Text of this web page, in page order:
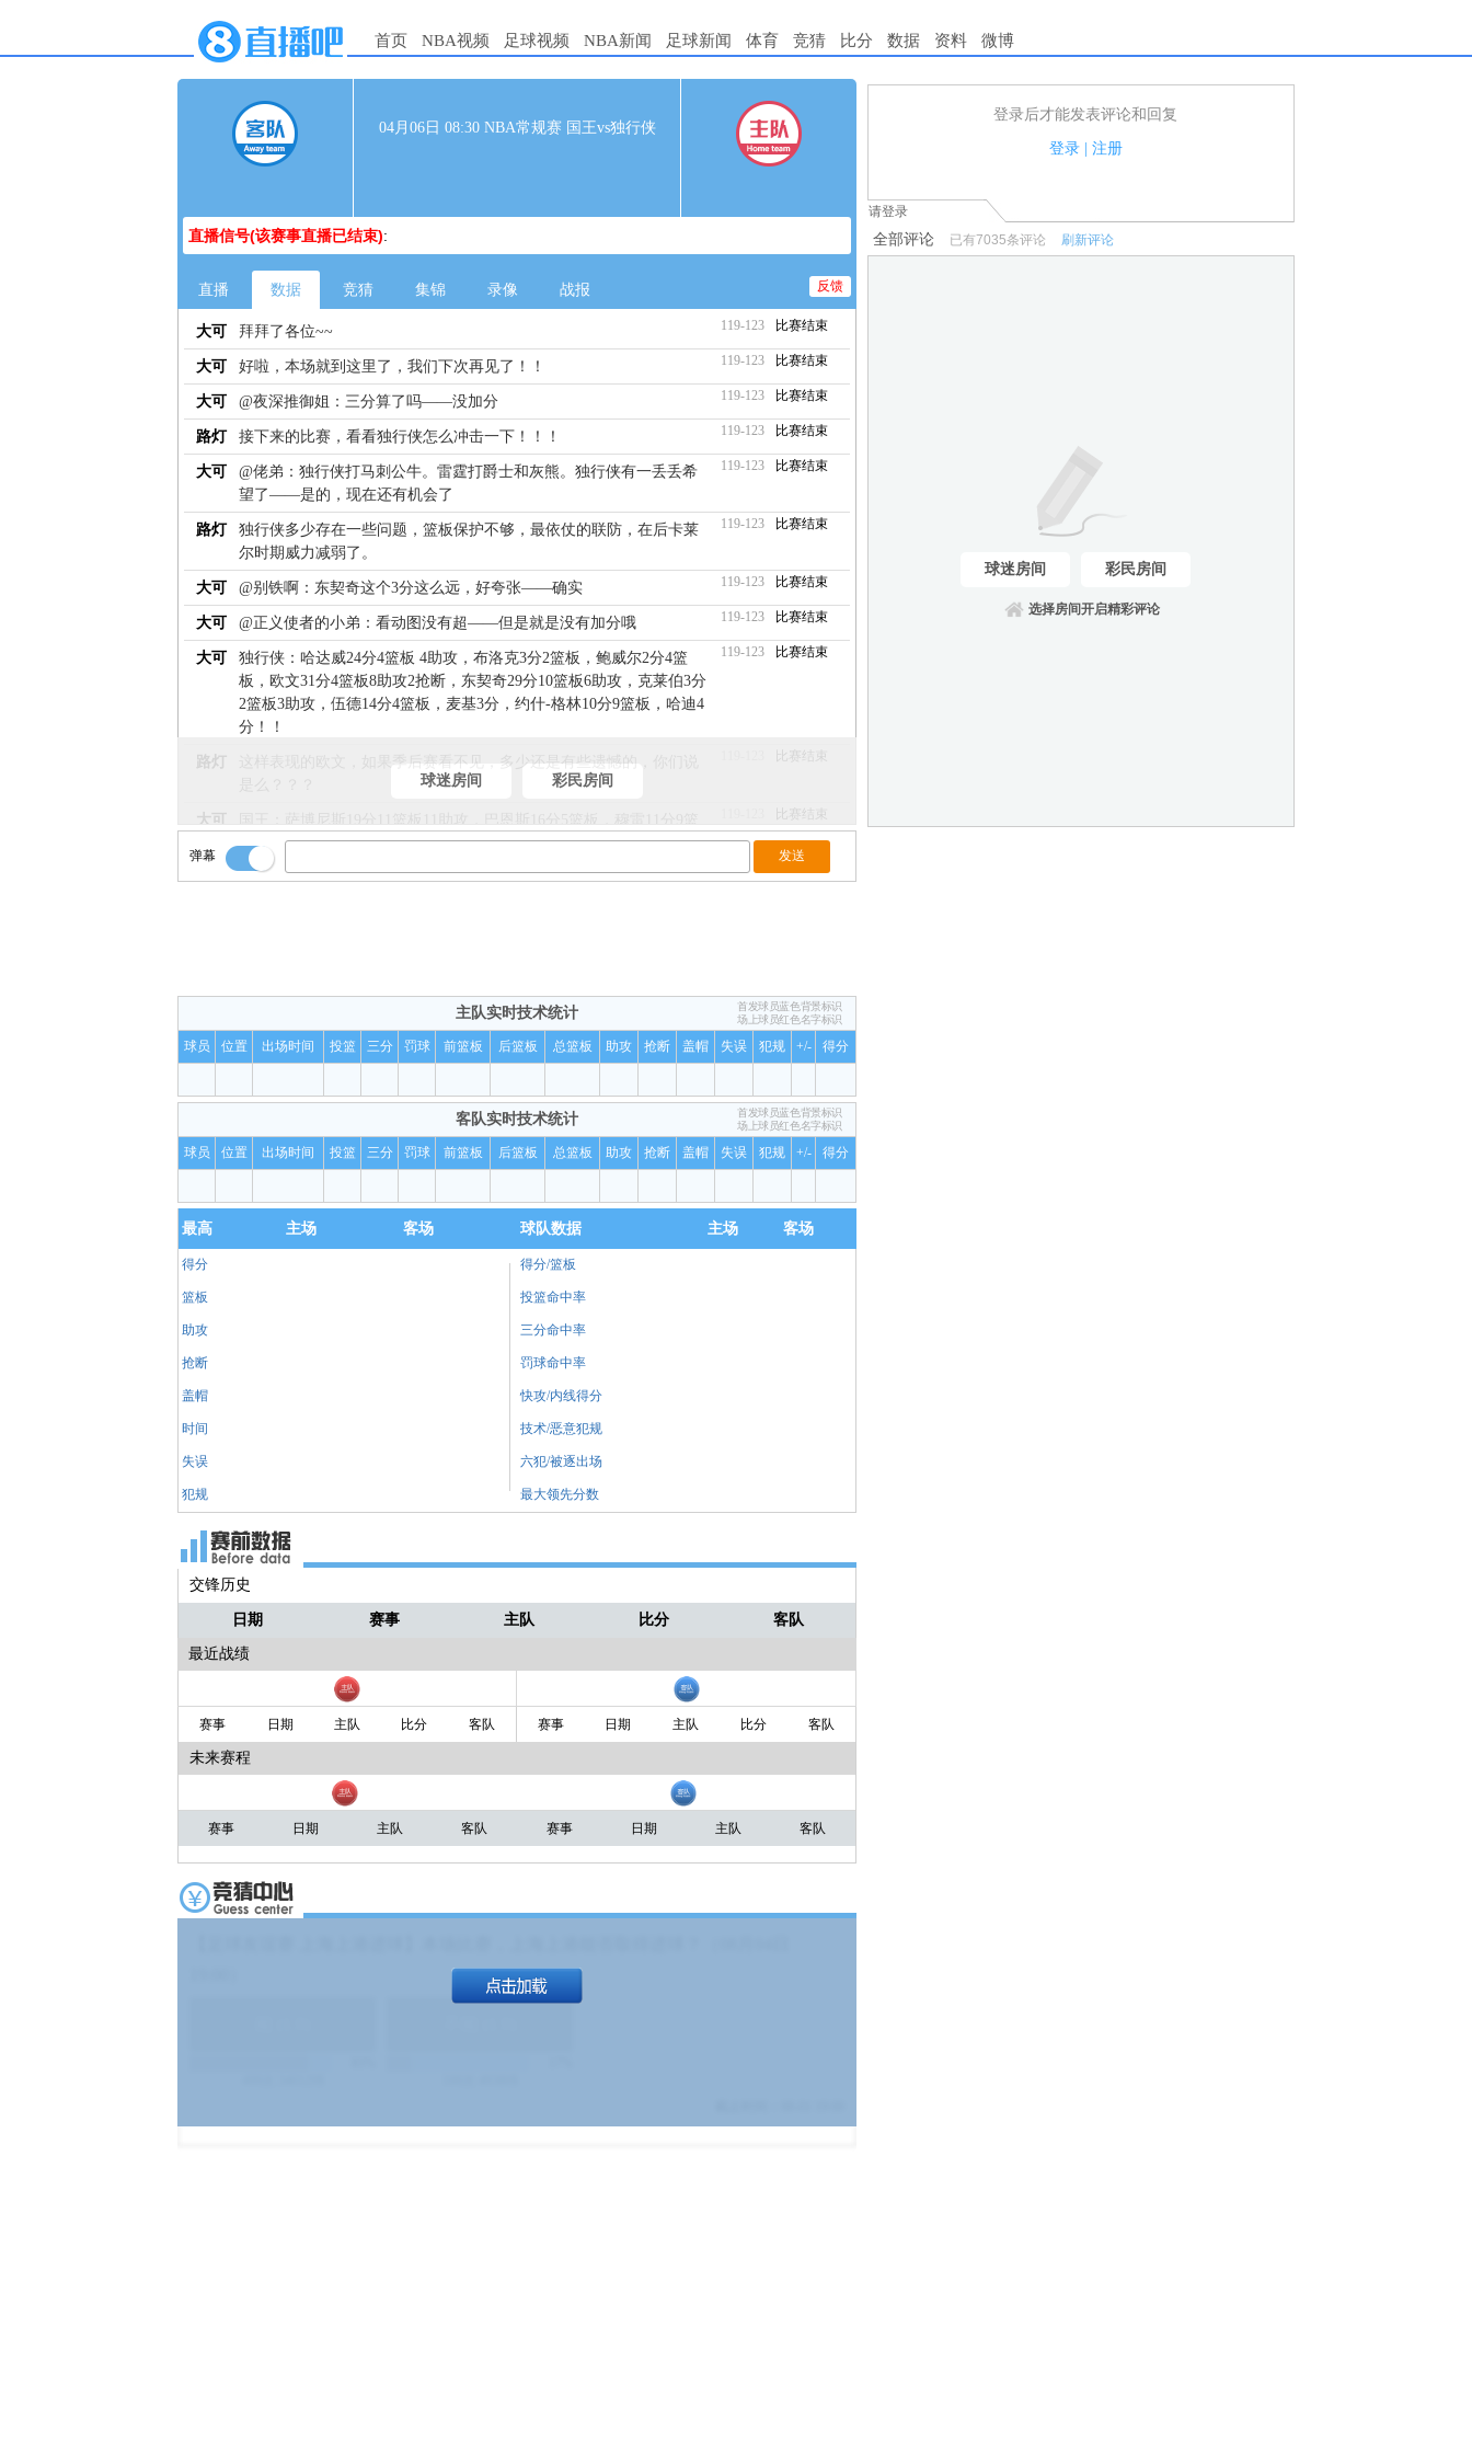
首页 NBA视频 足球视频 NBA新闻 足球新闻 体育 竞猜 比分 数据 资料 微博
04月06日 08:30 NBA常规赛 国王vs独行侠
直播信号(该赛事直播已结束):
直播 数据 竞猜 集锦 录像 战报 反馈
大可 拜拜了各位~~ 119-123 比赛结束
大可 好啦，本场就到这里了，我们下次再见了！！ 119-123 比赛结束
大可 @夜深推御姐：三分算了吗——没加分 119-123 比赛结束
路灯 接下来的比赛，看看独行侠怎么冲击一下！！！ 119-123 比赛结束
大可
@佬弟：独行侠打马刺公牛。雷霆打爵士和灰熊。独行侠有一丢丢希
望了——是的，现在还有机会了
119-123 比赛结束
路灯
独行侠多少存在一些问题，篮板保护不够，最依仗的联防，在后卡莱
尔时期威力减弱了。
119-123 比赛结束
大可 @别铁啊：东契奇这个3分这么远，好夸张——确实 119-123 比赛结束
大可 @正义使者的小弟：看动图没有超——但是就是没有加分哦 119-123 比赛结束
大可
独行侠：哈达威24分4篮板 4助攻，布洛克3分2篮板，鲍威尔2分4篮
板，欧文31分4篮板8助攻2抢断，东契奇29分10篮板6助攻，克莱伯3分
2篮板3助攻，伍德14分4篮板，麦基3分，约什-格林10分9篮板，哈迪4
分！！
119-123 比赛结束
路灯
这样表现的欧文，如果季后赛看不见，多少还是有些遗憾的，你们说
大可
板2助攻，福克斯28分5篮板8助攻，许尔特14分6篮板3助攻3抢断，莱
尔斯8分6篮板 ，莱恩2分8篮板，米切尔8分，蒙克13分5篮板4助
球迷房间 彩民房间
弹幕
主队实时技术统计
首发球员蓝色背景标识
场上球员红色名字标识
球员 位置 出场时间 投篮 三分 罚球 前篮板 后篮板 总篮板 助攻 抢断 盖帽 失误 犯规 +/- 得分
客队实时技术统计 首发球员蓝色背景标识
场上球员红色名字标识
球员 位置 出场时间 投篮 三分 罚球 前篮板 后篮板 总篮板 助攻 抢断 盖帽 失误 犯规 +/- 得分
最高 主场 客场
得分
篮板
助攻
抢断
盖帽
时间
失误
犯规
球队数据 主场 客场
得分/篮板
投篮命中率
三分命中率
罚球命中率
快攻/内线得分
技术/恶意犯规
六犯/被逐出场
最大领先分数
交锋历史
日期 赛事 主队 比分 客队
最近战绩
赛事 日期 主队 比分 客队 赛事 日期 主队 比分 客队
未来赛程
赛事 日期 主队 客队 赛事 日期 主队 客队
登录后才能发表评论和回复
登录| 注册
1.电脑端新用户可以发表评论了！
请登录
全部评论 已有7035条评论 刷新评论
球迷房间 彩民房间
选择房间开启精彩评论